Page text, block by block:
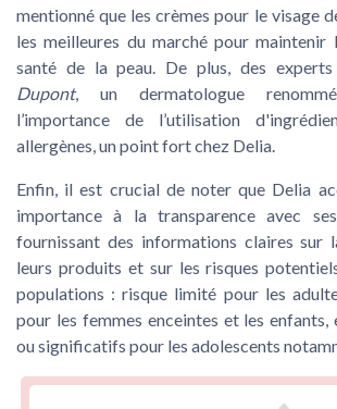
mentionné que les crèmes pour le visage
les meilleures du marché pour
santé de la peau. De plus, des experts
Dupont, un dermatologue
l’importance de l’utilisation
allergènes, un point fort chez Delia.
Enfin, il est crucial de noter que Delia
importance à la transparence avec
fournissant des informations claires sur
leurs produits et sur lesrisques
populations :risque limité pour les
pour les femmes enceintes et les
ousignificatifs pour les adolescents